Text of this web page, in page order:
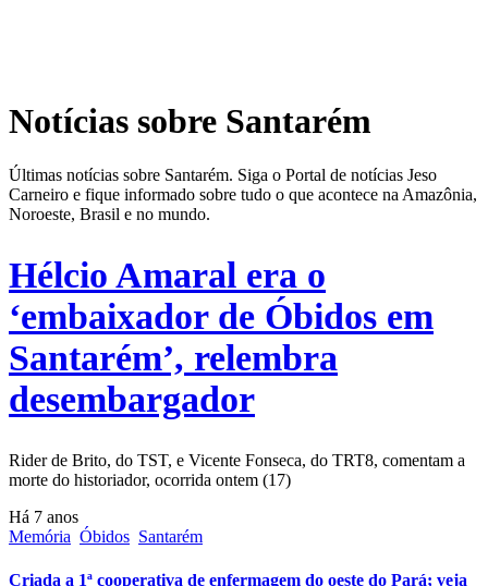
Notícias sobre Santarém
Últimas notícias sobre Santarém. Siga o Portal de notícias Jeso
Carneiro e fique informado sobre tudo o que acontece na Amazônia,
Noroeste, Brasil e no mundo.
Hélcio Amaral era o
‘embaixador de Óbidos em
Santarém’, relembra
desembargador
Rider de Brito, do TST, e Vicente Fonseca, do TRT8, comentam a
morte do historiador, ocorrida ontem (17)
Há 7 anos
Memória Óbidos Santarém
Criada a 1ª cooperativa de enfermagem do oeste do Pará; veja